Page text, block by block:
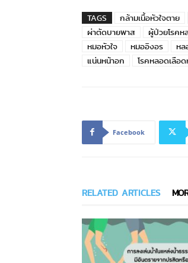
TAGS กล้ามเนื้อหัวใจตาย
ผ่าตัดบายพาส
ผู้ป่วยโรคห
หมอหัวใจ
หมออิงอร หล
แน่นหน้าอก
โรคหลอดเลือด
Facebook
RELATED ARTICLES